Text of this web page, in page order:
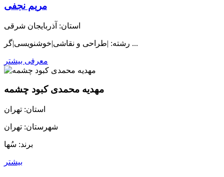
مریم نجفی
استان: آذربایجان شرقی
رشته: |طراحی و نقاشی|خوشنویسی|گر ...
معرفی بیشتر
مهدیه محمدی کبود چشمه
استان: تهران
شهرستان: تهران
برند: سُها
بیشتر